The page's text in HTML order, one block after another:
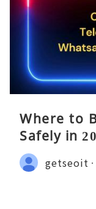
Where to
Safely in
getseoit